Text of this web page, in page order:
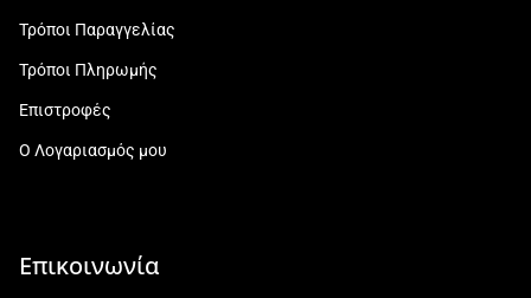
Τρόποι Παραγγελίας
Τρόποι Πληρωμής
Επιστροφές
Ο Λογαριασμός μου
Επικοινωνία